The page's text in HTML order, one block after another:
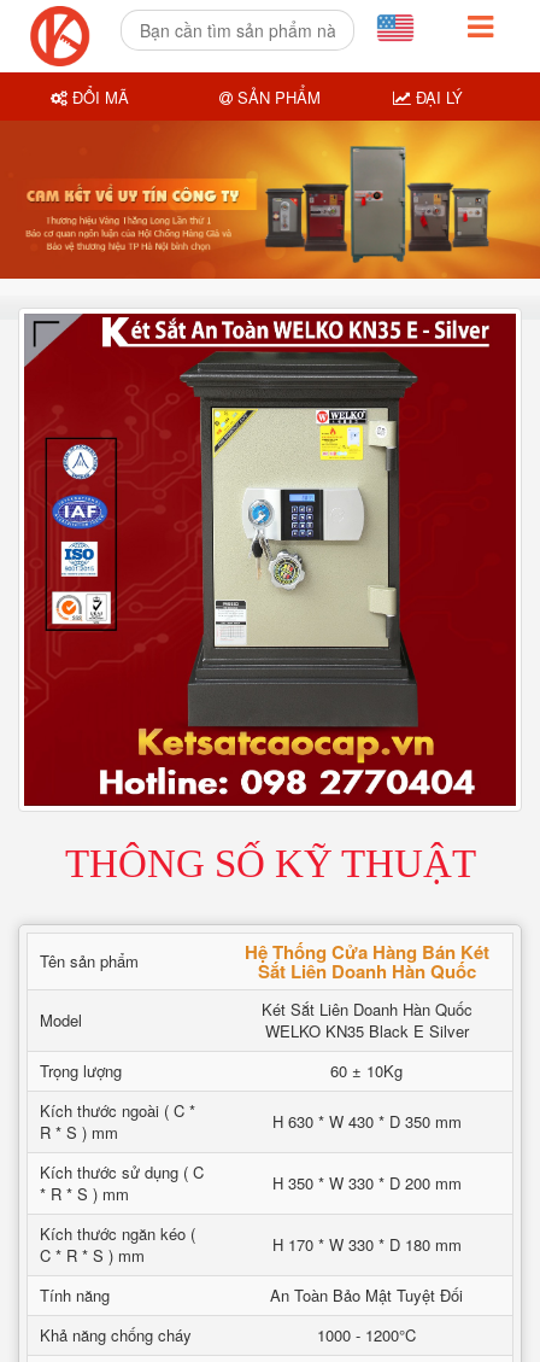
THÔNG SỐ KỸ THUẬT
Tên sản phẩm Hệ Thống Cửa Hàng Bán Két
Sắt Liên Doanh Hàn Quốc
Model
Két Sắt Liên Doanh Hàn Quốc
WELKO KN35 Black E Silver
Trọng lượng
60 ± 10Kg
Kích thước ngoài ( C *
R * S ) mm
H 630 * W 430 * D 350 mm
Kích thước sử dụng ( C
* R * S ) mm
H 350 * W 330 * D 200 mm
Kích thước ngăn kéo (
C * R * S ) mm
H 170 * W 330 * D 180 mm
Tính năng
An Toàn Bảo Mật Tuyệt Đối
Khả năng chống cháy
1000 - 1200°C
ĐỔI MÃ SẢN PHẨM ĐẠI LÝ